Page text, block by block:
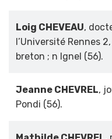
Loig CHEVEAU,
l’Université Rennes
breton ; n Ignel (56).
Jeanne CHEVREL,
Pondi (56).